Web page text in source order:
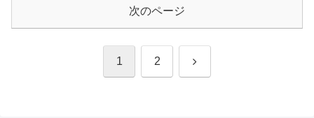
次のページ
1 2 次